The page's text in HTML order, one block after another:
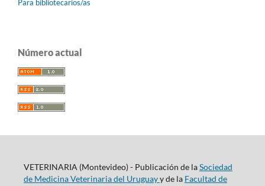
Para bibliotecarios/as
Número actual
VETERINARIA (Montevideo) - Publicación de laSociedad
de Medicina Veterinaria del Uruguayy de la Facultad de